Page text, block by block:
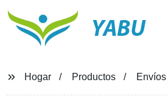
YABU
Hogar Productos